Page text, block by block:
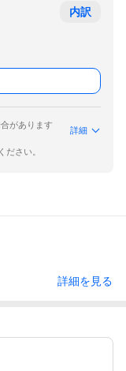
内訳
があります
詳細
ださい。
詳細を見る